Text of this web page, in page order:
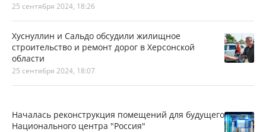
25 сентября 2024, 18:26
Хуснуллин и Сальдо обсудили жилищное
строительство и ремонт дорог в Херсонской
области
25 сентября 2024, 18:07
Началась реконструкция помещений для будущего
Национального центра "Россия"